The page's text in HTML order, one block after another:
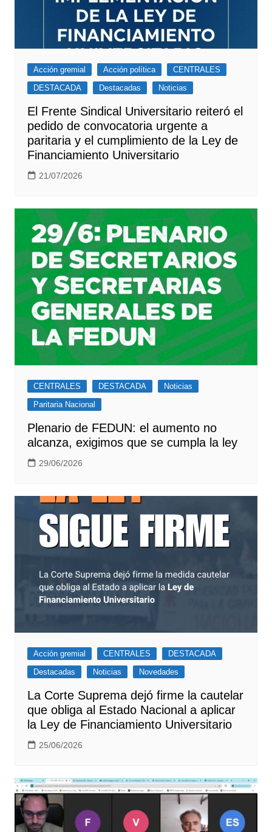
Acción gremial Acción política
CENTRALES
DESTACADA
Destacadas Noticias
El Frente Sindical Universitario reiteró el
pedido de convocatoria urgente a
paritaria y el cumplimiento de la Ley de
Financiamiento Universitario
21/07/2026
CENTRALES DESTACADA
Noticias
Paritaria Nacional
Plenario de FEDUN: el aumento no
alcanza, exigimos que se cumpla la ley
29/06/2026
Acción gremial CENTRALES
DESTACADA
Destacadas
Noticias Novedades
La Corte Suprema dejó firme la cautelar
que obliga al Estado Nacional a aplicar
la Ley de Financiamiento Universitario
25/06/2026